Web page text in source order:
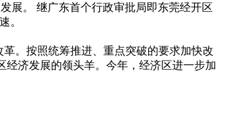
展。 继广东首个行政审批局即东莞经开区
。
。按照统筹推进、重点突破的要求加快改
济发展的领头羊。今年，经济区进一步加